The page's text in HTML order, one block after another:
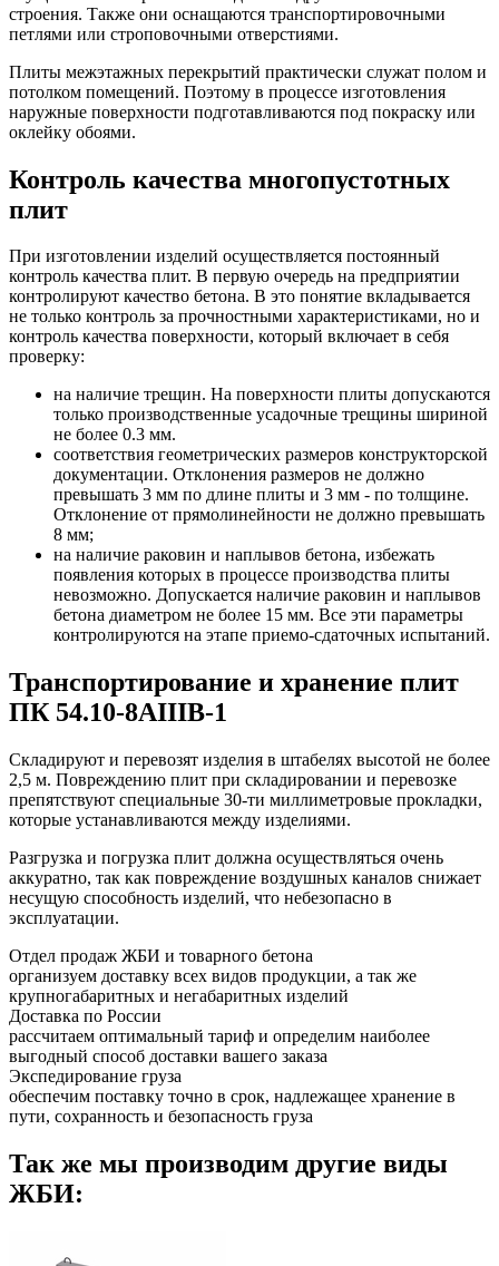
строения. Также они оснащаются транспортировочными
петлями или строповочными отверстиями.
Плиты межэтажных перекрытий практически служат полом и
потолком помещений. Поэтому в процессе изготовления
наружные поверхности подготавливаются под покраску или
оклейку обоями.
Контроль качества многопустотных
плит
При изготовлении изделий осуществляется постоянный
контроль качества плит. В первую очередь на предприятии
контролируют качество бетона. В это понятие вкладывается
не только контроль за прочностными характеристиками, но и
контроль качества поверхности, который включает в себя
проверку:
на наличие трещин. На поверхности плиты допускаются
только производственные усадочные трещины шириной
не более 0.3 мм.
соответствия геометрических размеров конструкторской
документации. Отклонения размеров не должно
превышать 3 мм по длине плиты и 3 мм - по толщине.
Отклонение от прямолинейности не должно превышать
8 мм;
на наличие раковин и наплывов бетона, избежать
появления которых в процессе производства плиты
невозможно. Допускается наличие раковин и наплывов
бетона диаметром не более 15 мм. Все эти параметры
контролируются на этапе приемо-сдаточных испытаний.
Транспортирование и хранение плит
ПК 54.10-8АIIIВ-1
Складируют и перевозят изделия в штабелях высотой не более
2,5 м. Повреждению плит при складировании и перевозке
препятствуют специальные 30-ти миллиметровые прокладки,
которые устанавливаются между изделиями.
Разгрузка и погрузка плит должна осуществляться очень
аккуратно, так как повреждение воздушных каналов снижает
несущую способность изделий, что небезопасно в
эксплуатации.
Отдел продаж ЖБИ и товарного бетона
организуем доставку всех видов продукции, а так же
крупногабаритных и негабаритных изделий
Доставка по России
рассчитаем оптимальный тариф и определим наиболее
выгодный способ доставки вашего заказа
Экспедирование груза
обеспечим поставку точно в срок, надлежащее хранение в
пути, сохранность и безопасность груза
Так же мы производим другие виды
ЖБИ: